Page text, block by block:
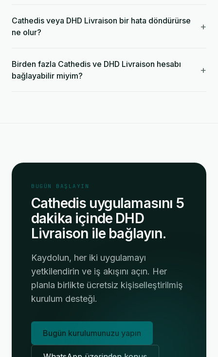
Cathedis veya DHD Livraison bir hata döndürürse
ne olur?
+
Birden fazla Cathedis ve DHD Livraison hesabı
bağlayabilir miyim?
+
BUGÜN BAŞLAYIN
Cathedis uygulamasını 5
dakika içinde DHD
Livraison ile bağlayın.
Kaydolun, her iki uygulamayı
yetkilendirin ve iş akışını açın. Her
planla birlikte ücretsiz kişiselleştirilmiş
kurulum desteği.
Bugün kurulumunuzu yapın